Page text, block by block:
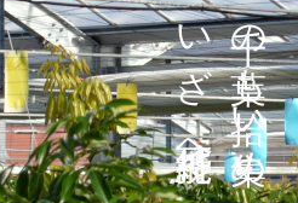
千の葉も拾い集め、
いざ、持続可能へ